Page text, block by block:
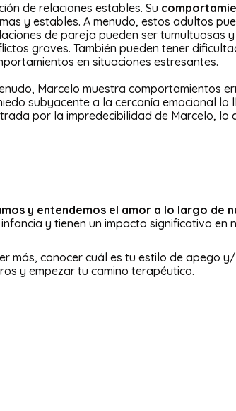
de relaciones estables. Su
y estables. A menudo, estos adultos
de pareja pueden ser tumultuosas y
graves. También pueden tener
en situaciones estresantes.
Marcelo muestra comportamientos
subyacente a la cercanía emocional lo
por la impredecibilidad de Marcelo, lo
y entendemos el amor a lo largo de
y tienen un impacto significativo en
más, conocer cuál es tu estilo de apego
y empezar tu camino terapéutico.